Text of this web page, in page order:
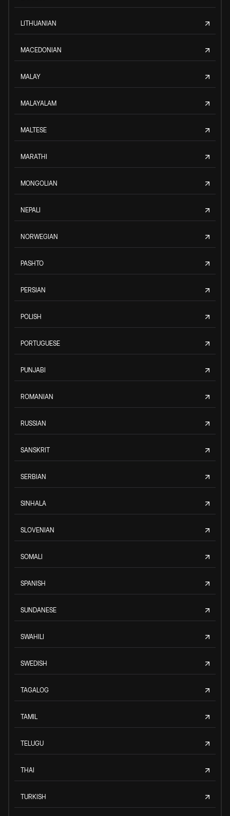
LITHUANIAN
MACEDONIAN
MALAY
MALAYALAM
MALTESE
MARATHI
MONGOLIAN
NEPALI
NORWEGIAN
PASHTO
PERSIAN
POLISH
PORTUGUESE
PUNJABI
ROMANIAN
RUSSIAN
SANSKRIT
SERBIAN
SINHALA
SLOVENIAN
SOMALI
SPANISH
SUNDANESE
SWAHILI
SWEDISH
TAGALOG
TAMIL
TELUGU
THAI
TURKISH